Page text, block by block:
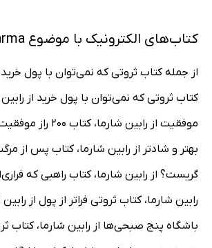
کتاب‌های الکترونیک با موضوع Robin Sharma
از جمله کتاب ثروتی که نمی‌توان با پول خرید
کتاب ثروتی که نمی‌توان با پول خرید از
موفقیت از رابین
بهتر و شادتر از رابین شارما، کتاب پس از
گریست؟ از رابین شارما، کتاب راهبی که
رابین شارما، کتاب ثروتی فراتر از پول از
باشگاه پنج صبحی‌ها از رابین شارما، کتاب